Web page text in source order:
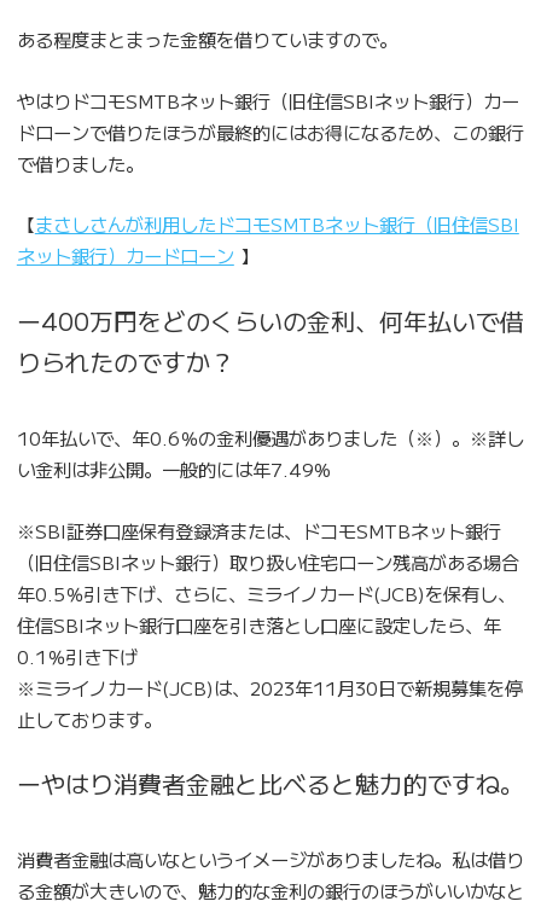
ある程度まとまった金額を借りていますので。
やはりドコモSMTBネット銀行（旧住信SBIネット銀行）カー
ドローンで借りたほうが最終的にはお得になるため、この銀行
で借りました。
【まさしさんが利用したドコモSMTBネット銀行（旧住信SBI
ネット銀行）カードローン 】
ー400万円をどのくらいの金利、何年払いで借
りられたのですか？
10年払いで、年0.6％の金利優遇がありました（※）。※詳し
い金利は非公開。一般的には年7.49%
※SBI証券口座保有登録済または、ドコモSMTBネット銀行
（旧住信SBIネット銀行）取り扱い住宅ローン残高がある場合
年0.5％引き下げ、さらに、ミライノカード(JCB)を保有し、
住信SBIネット銀行口座を引き落とし口座に設定したら、年
0.1％引き下げ
※ミライノカード(JCB)は、2023年11月30日で新規募集を停
止しております。
ーやはり消費者金融と比べると魅力的ですね。
消費者金融は高いなというイメージがありましたね。私は借り
る金額が大きいので、魅力的な金利の銀行のほうがいいかなと